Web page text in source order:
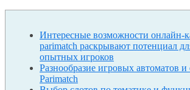
Интересные возможности онлайн-
parimatch раскрывают потенциал
опытных игроков
Разнообразие игровых автоматов и
Parimatch